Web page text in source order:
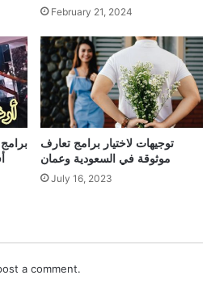
February 21, 2024
توجيهات لاختيار برامج تعارف
موثوقة في السعودية وعمان
July 16, 2023
a comment.